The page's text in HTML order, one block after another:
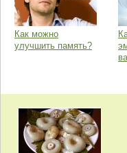
Как можно
улучшить память?